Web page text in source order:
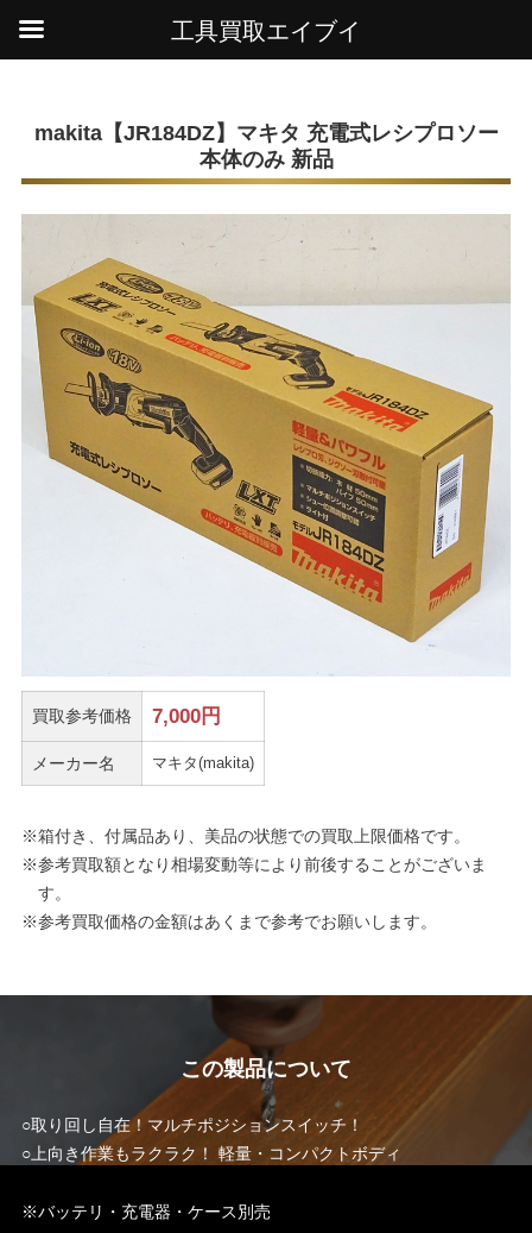
HOME 参考買取価格一覧
makita【JR184DZ】マキタ 充電式レシプロソー
本体のみ 新品
買取参考価格 7,000円
メーカー名 マキタ(makita)
※箱付き、付属品あり、美品の状態での買取上限価格です。
※参考買取額となり相場変動等により前後することがございま
す。
※参考買取価格の金額はあくまで参考でお願いします。
この製品について
○取り回し自在！マルチポジションスイッチ！
○上向き作業もラクラク！ 軽量・コンパクトボディ
※バッテリ・充電器・ケース別売
工具買取エイブイ